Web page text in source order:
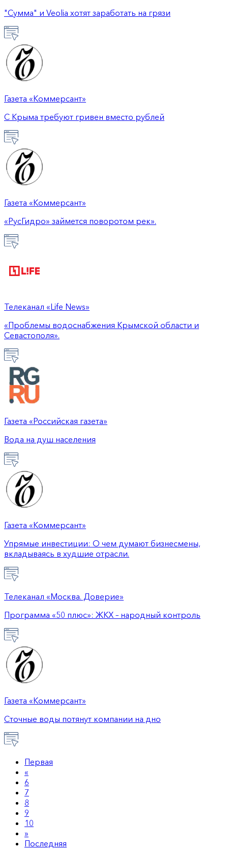
"Сумма" и Veolia хотят заработать на грязи
Газета «Коммерсант»
C Крыма требуют гривен вместо рублей
Газета «Коммерсант»
«РусГидро» займется поворотом рек».
Телеканал «Life News»
«Проблемы водоснабжения Крымской области и
Севастополя».
Газета «Российская газета»
Вода на душ населения
Газета «Коммерсант»
Упрямые инвестиции: О чем думают бизнесмены,
вкладываясь в худшие отрасли.
Телеканал «Москва. Доверие»
Программа «50 плюс»: ЖКХ – народный контроль
Газета «Коммерсант»
Сточные воды потянут компании на дно
Первая
«
6
7
8
9
10
»
Последняя